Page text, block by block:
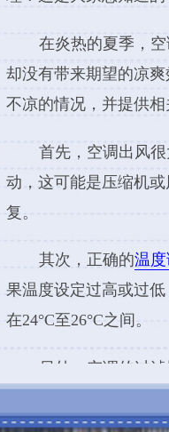
或过低，空调可能无法达到
间。
的过滤器也需要定期清洁和
建议每隔一至两个月清洁一次
状态可以提高空调的效能，
空调室外机的工作状态也是
效散热，影响制冷效果。定期
识和技能，能够诊断和修复更
调出风很大但不凉时，我们
调整合适的温度设定，定期
调官方售后维修点）